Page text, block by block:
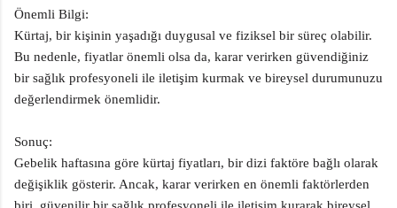
Önemli Bilgi:
Kürtaj, bir kişinin yaşadığı duygusal ve fiziksel bir süreç olabilir.
Bu nedenle, fiyatlar önemli olsa da, karar verirken güvendiğiniz
bir sağlık profesyoneli ile iletişim kurmak ve bireysel durumunuzu
değerlendirmek önemlidir.
Sonuç:
Gebelik haftasına göre kürtaj fiyatları, bir dizi faktöre bağlı olarak
değişiklik gösterir. Ancak, karar verirken en önemli faktörlerden
biri, güvenilir bir sağlık profesyoneli ile iletişim kurarak bireysel